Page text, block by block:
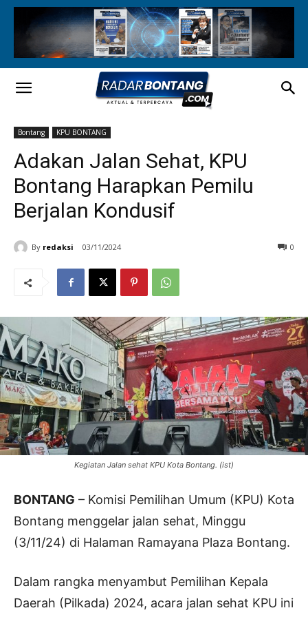
Bontang KPU BONTANG
Adakan Jalan Sehat, KPU
Bontang Harapkan Pemilu
Berjalan Kondusif
By redaksi 03/11/2024 0
Kegiatan Jalan sehat KPU Kota Bontang. (ist)
BONTANG – Komisi Pemilihan Umum (KPU) Kota
Bontang menggelar jalan sehat, Minggu
(3/11/24) di Halaman Ramayana Plaza Bontang.
Dalam rangka menyambut Pemilihan Kepala
Daerah (Pilkada) 2024, acara jalan sehat KPU ini